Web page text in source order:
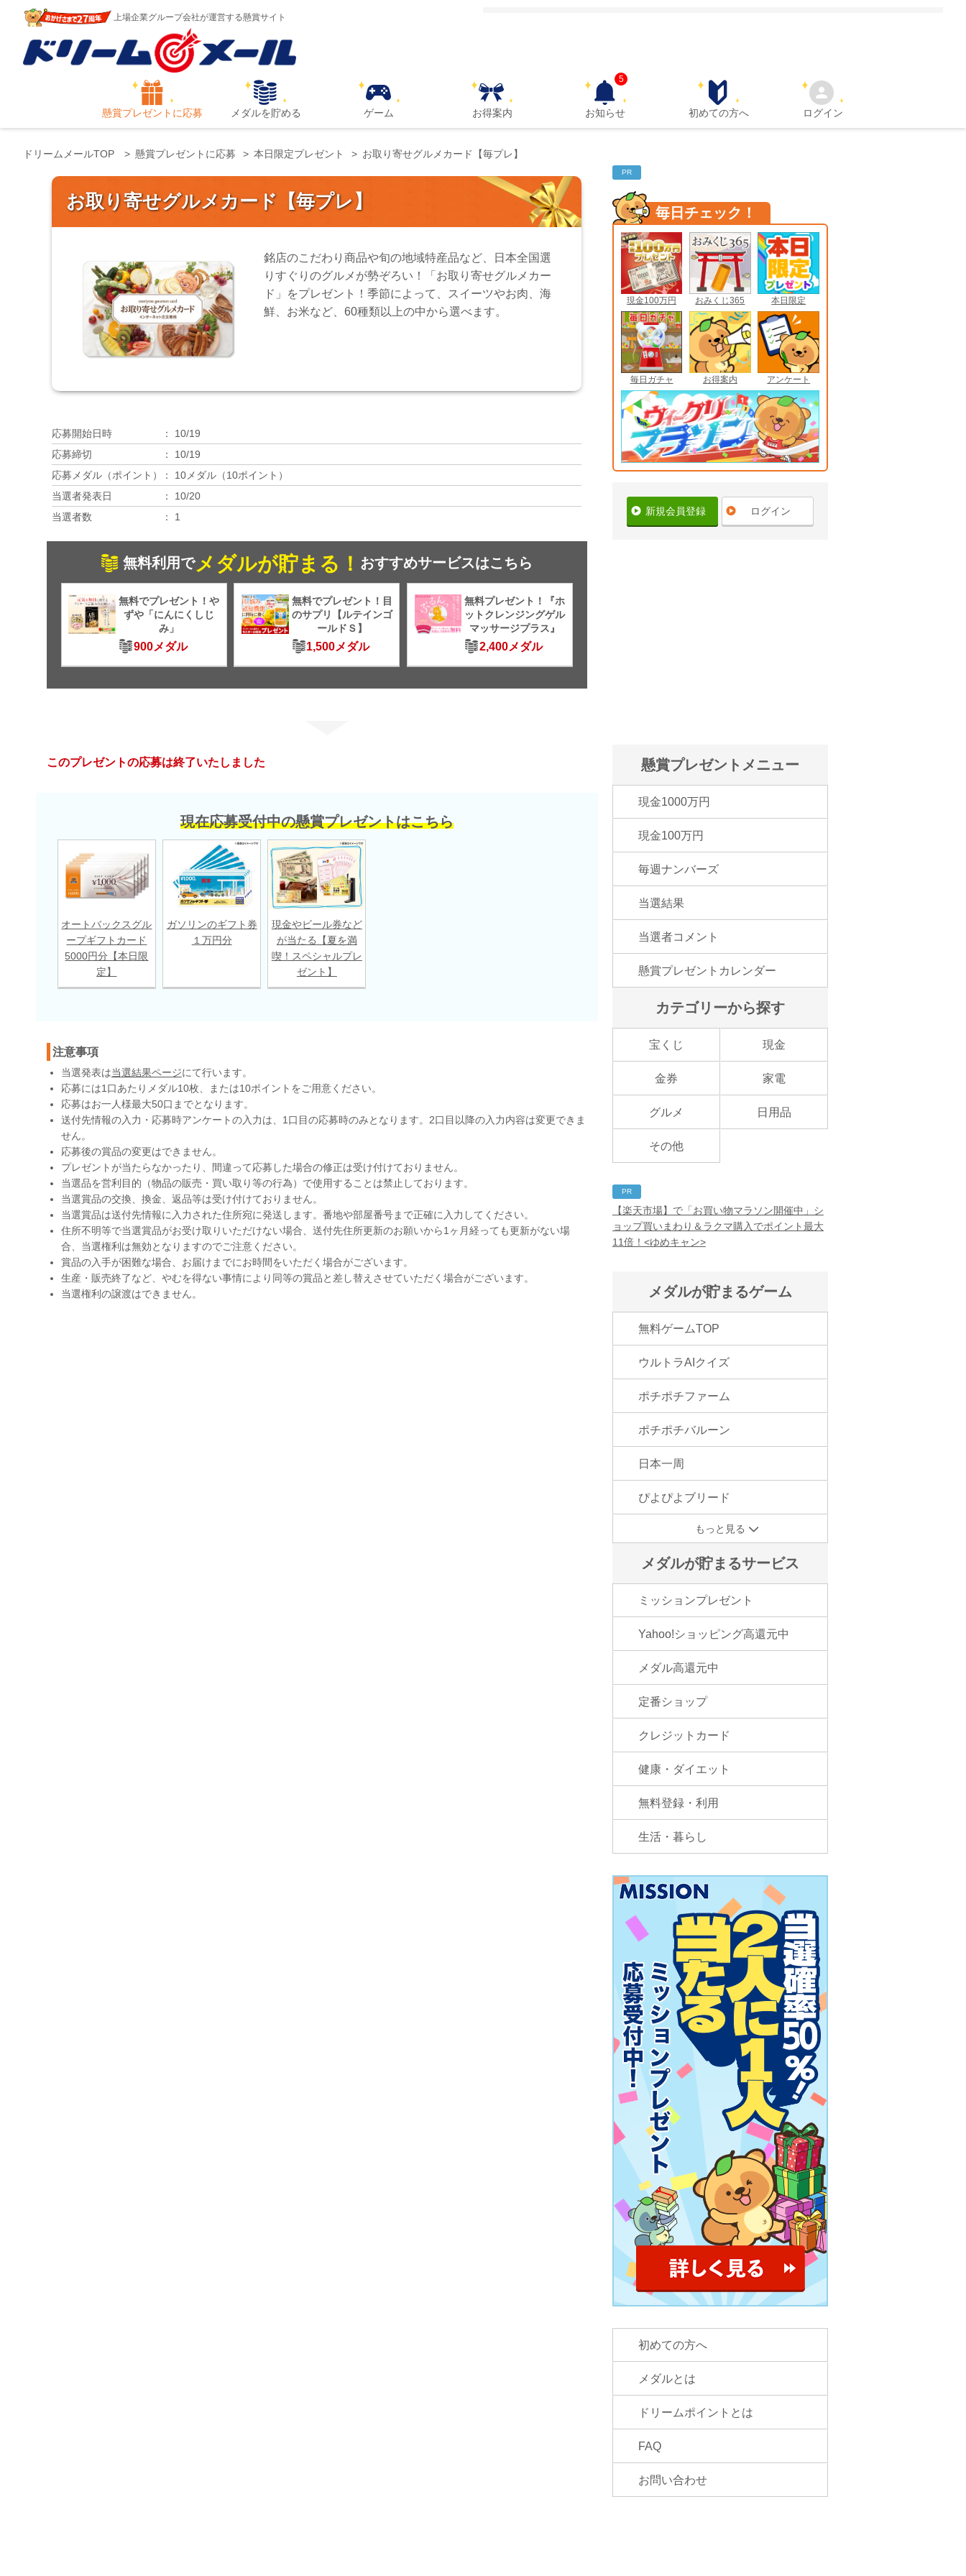
上場企業グループ会社が運営する懸賞サイト
懸賞プレゼントに応募 メダルを貯める ゲーム お得案内 お知らせ
5
初めての方へ ログイン
ドリームメールTOP 懸賞プレゼントに応募 本日限定プレゼント お取り寄せグルメカード【毎プレ】
お取り寄せグルメカード【毎プレ】
銘店のこだわり商品や旬の地域特産品など、日本全国選
りすぐりのグルメが勢ぞろい！「お取り寄せグルメカー
ド」をプレゼント！季節によって、スイーツやお肉、海
鮮、お米など、60種類以上の中から選べます。
応募開始日時
10/19
応募締切
10/19
応募メダル（ポイント）
10メダル（10ポイント）
当選者発表日
10/20
当選者数
1
無料利用でメダルが貯まる！ おすすめサービスはこちら
無料でプレゼント！や
ずや「にんにくしじ
み」
900メダル
無料でプレゼント！目
のサプリ【ルテインゴ
ールドＳ】
1,500メダル
無料プレゼント！『ホ
ットクレンジングゲル
マッサージプラス』
2,400メダル
このプレゼントの応募は終了いたしました
現在応募受付中の懸賞プレゼントはこちら
オートバックスグル
ープギフトカード
5000円分【本日限
定】
ガソリンのギフト券
１万円分
現金やビール券など
が当たる【夏を満
喫！スペシャルプレ
ゼント】
注意事項
当選発表は当選結果ページにて行います。
応募には1口あたりメダル10枚、または10ポイントをご用意ください。
応募はお一人様最大50口までとなります。
送付先情報の入力・応募時アンケートの入力は、1口目の応募時のみとなります。2口目以降の入力内容は変更できま
せん。
応募後の賞品の変更はできません。
プレゼントが当たらなかったり、間違って応募した場合の修正は受け付けておりません。
当選品を営利目的（物品の販売・買い取り等の行為）で使用することは禁止しております。
当選賞品の交換、換金、返品等は受け付けておりません。
当選賞品は送付先情報に入力された住所宛に発送します。番地や部屋番号まで正確に入力してください。
住所不明等で当選賞品がお受け取りいただけない場合、送付先住所更新のお願いから1ヶ月経っても更新がない場
合、当選権利は無効となりますのでご注意ください。
賞品の入手が困難な場合、お届けまでにお時間をいただく場合がございます。
生産・販売終了など、やむを得ない事情により同等の賞品と差し替えさせていただく場合がございます。
当選権利の譲渡はできません。
PR
毎日チェック！
現金100万円 おみくじ365 本日限定
毎日ガチャ お得案内 アンケート
新規会員登録 ログイン
懸賞プレゼントメニュー
現金1000万円
現金100万円
毎週ナンバーズ
当選結果
当選者コメント
懸賞プレゼントカレンダー
カテゴリーから探す
宝くじ 現金
金券 家電
グルメ 日用品
その他
PR
【楽天市場】で「お買い物マラソン開催中」シ
ョップ買いまわり＆ラクマ購入でポイント最大
11倍！<ゆめキャン>
メダルが貯まるゲーム
無料ゲームTOP
ウルトラAIクイズ
ポチポチファーム
ポチポチバルーン
日本一周
ぴよぴよブリード
もっと見る
メダルが貯まるサービス
ミッションプレゼント
Yahoo!ショッピング高還元中
メダル高還元中
定番ショップ
クレジットカード
健康・ダイエット
無料登録・利用
生活・暮らし
初めての方へ
メダルとは
ドリームポイントとは
FAQ
お問い合わせ